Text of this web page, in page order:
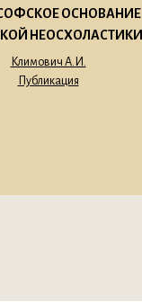
ОСНОВАНИЕ
НЕОСХОЛАСТИКИ
Климович А.И.
Публикация